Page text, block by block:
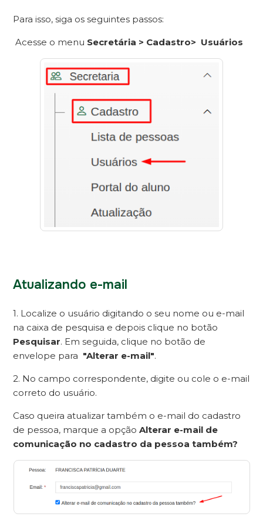
Para isso, siga os seguintes passos:
Acesse o menu Secretária > Cadastro> Usuários
Atualizando e-mail
1. Localize o usuário digitando o seu nome ou e-mail
na caixa de pesquisa e depois clique no botão
Pesquisar. Em seguida, clique no botão de
envelope para "Alterar e-mail".
2. No campo correspondente, digite ou cole o e-mail
correto do usuário.
Caso queira atualizar também o e-mail do cadastro
de pessoa, marque a opçãoAlterar e-mail de
comunicação no cadastro da pessoa também?